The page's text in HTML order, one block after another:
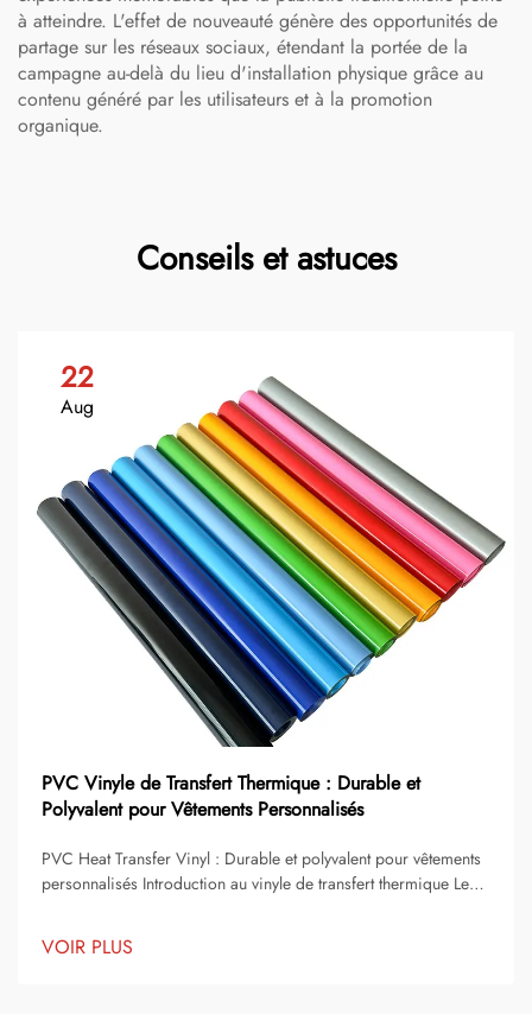
à atteindre. L'effet de nouveauté génère des opportunités de
partage sur les réseaux sociaux, étendant la portée de la
campagne au-delà du lieu d'installation physique grâce au
contenu généré par les utilisateurs et à la promotion
organique.
Conseils et astuces
22
Aug
PVC Vinyle de Transfert Thermique : Durable et
Polyvalent pour Vêtements Personnalisés
PVC Heat Transfer Vinyl : Durable et polyvalent pour vêtements
personnalisés Introduction au vinyle de transfert thermique Le
plus populaires pour la décoration et la personnalisation de
vêtements. Il permet aux écoles, aux équipes sportives, aux
VOIR PLUS